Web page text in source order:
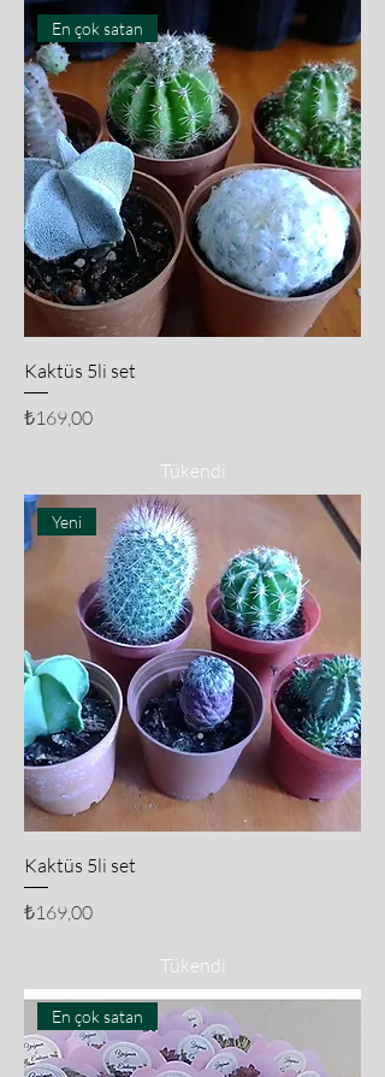
En çok satan
Kaktüs 5li set
Fiyat
₺169,00
Tükendi
Yeni
Kaktüs 5li set
Fiyat
₺169,00
Tükendi
En çok satan